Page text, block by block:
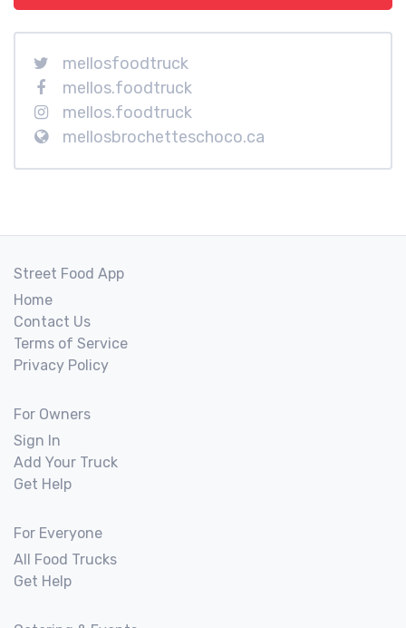
mellosfoodtruck
mellos.foodtruck
mellos.foodtruck
mellosbrochetteschoco.ca
Street Food App
Home
Contact Us
Terms of Service
Privacy Policy
For Owners
Sign In
Add Your Truck
Get Help
For Everyone
All Food Trucks
Get Help